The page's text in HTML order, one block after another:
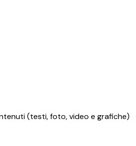
(testi, foto, video e grafiche)